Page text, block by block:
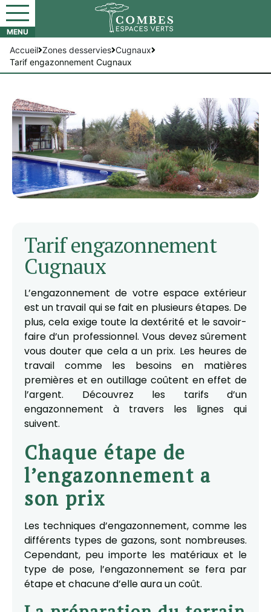
Accueil Zones desservies Cugnaux
Tarif engazonnement Cugnaux
Tarif engazonnement
Cugnaux
L’engazonnement de votre espace extérieur
est un travail qui se fait en plusieurs étapes. De
plus, cela exige toute la dextérité et le savoir-
faire d’un professionnel. Vous devez sûrement
vous douter que cela a un prix. Les heures de
travail comme les besoins en matières
premières et en outillage coûtent en effet de
l’argent. Découvrez les tarifs d’un
engazonnement à travers les lignes qui
suivent.
Chaque étape de
l’engazonnement a
son prix
Les techniques d’engazonnement, comme les
différents types de gazons, sont nombreuses.
Cependant, peu importe les matériaux et le
type de pose, l’engazonnement se fera par
étape et chacune d’elle aura un coût.